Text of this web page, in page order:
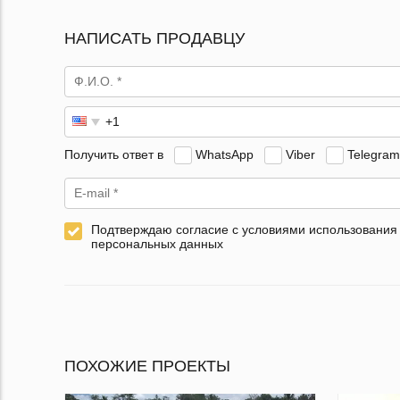
НАПИСАТЬ ПРОДАВЦУ
Получить ответ в WhatsApp Viber Telegram
Подтверждаю согласие с условиями использования
персональных данных
ПОХОЖИЕ ПРОЕКТЫ